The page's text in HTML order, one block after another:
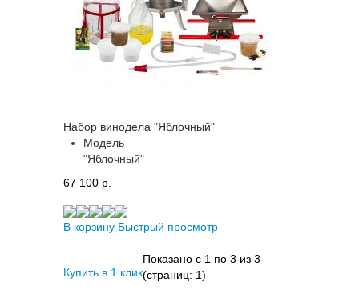
Набор винодела "Яблочный"
Модель
"Яблочный"
67 100 p.
В корзину Быстрый просмотр
Купить в 1 клик
Показано с 1 по 3 из 3
(страниц: 1)